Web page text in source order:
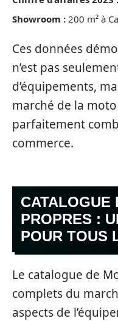
Showroom : 200 m² à
Ces données
n’est pas
d’équipements,
marché de la
parfaitement
commerce.
CATALOGUE
PROPRES :
POUR TOUS
Le catalogue de
complets du
aspects de